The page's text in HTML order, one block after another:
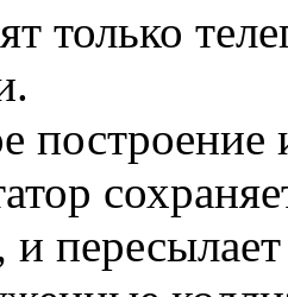
только
построение
и